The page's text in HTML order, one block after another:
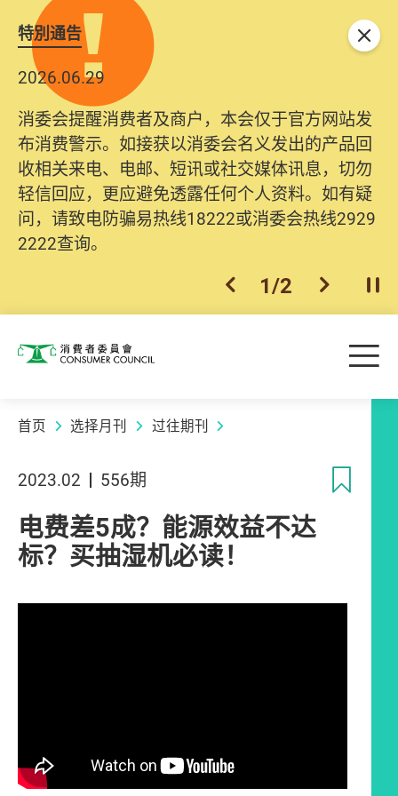
特別通告
2026.06.29
消委会提醒消费者及商户，本会仅于官方网站发
布消费警示。如接获以消委会名义发出的产品回
收相关来电、电邮、短讯或社交媒体讯息，切勿
轻信回应，更应避免透露任何个人资料。如有疑
问，请致电防骗易热线18222或消委会热线2929
2222查询。
上一个
1/2 下一个开
关闭
消费者委员会 目
首页 选择月刊 过往期刊
2023.02 556期
电费差5成？能源效益不达
标？买抽湿机必读！